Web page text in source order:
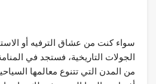
سواء كنت من عشاق الترفيه أو
الجولات التاريخية، فستجد في
من المدن التي تتنوع معالمها